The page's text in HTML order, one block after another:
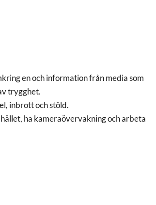
en och information från media som
trygghet.
inbrott och stöld.
ha kameraövervakning och arbeta